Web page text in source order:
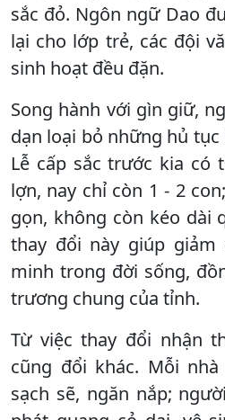
sắc đỏ. Ngôn ngữ Dao
lại cho lớp trẻ, các đội
sinh hoạt đều đặn.
Song hành với gìn giữ,
dạn loại bỏ những hủ
Lễ cấp sắc trước kia có
lợn, nay chỉ còn 1 - 2
gọn, không còn kéo dài
thay đổi này giúp
minh trong đời sống,
trương chung của tỉnh.
Từ việc thay đổi nhận
cũng đổi khác. Mỗi
sạch sẽ, ngăn nắp;